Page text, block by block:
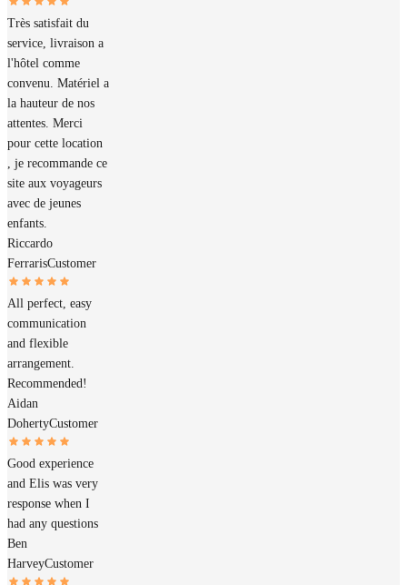
Très satisfait du
service, livraison a
l'hôtel comme
convenu. Matériel a
la hauteur de nos
attentes. Merci
pour cette location
, je recommande ce
site aux voyageurs
avec de jeunes
enfants.
Riccardo
FerrarisCustomer
All perfect, easy
communication
and flexible
arrangement.
Recommended!
Aidan
DohertyCustomer
Good experience
and Elis was very
response when I
had any questions
Ben
HarveyCustomer